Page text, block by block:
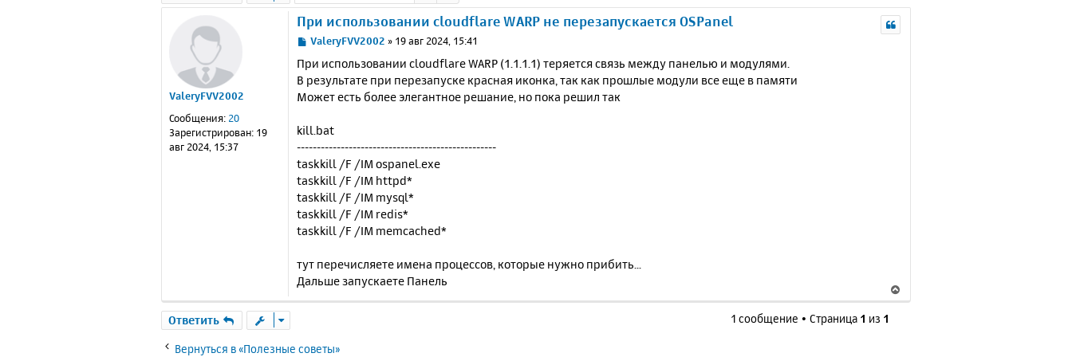
ValeryFVV2002
Сообщения: 20
Зарегистрирован: 19
авг 2024, 15:37
При использовании cloudflare WARP не перезапускается OSPanel
С
о
б
щ
н
ValeryFVV2002 » 19 авг 2024, 15:41
При использовании cloudflare WARP (1.1.1.1) теряется связь между панелью и модулями.
В результате при перезапуске красная иконка, так как прошлые модули все еще в памяти
Может есть более элегантное решание, но пока решил так
kill.bat
--------------------------------------------------
taskkill /F /IM ospanel.exe
taskkill /F /IM httpd*
taskkill /F /IM mysql*
taskkill /F /IM redis*
taskkill /F /IM memcached*
тут перечисляете имена процессов, которые нужно прибить...
Дальше запускаете Панель
е
Ответить 1 сообщение • Страница 1 из 1
Вернуться в «Полезные советы»